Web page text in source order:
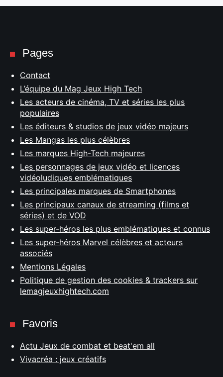
Pages
Contact
L’équipe du Mag Jeux High Tech
Les acteurs de cinéma, TV et séries les plus
populaires
Les éditeurs & studios de jeux vidéo majeurs
Les Mangas les plus célèbres
Les marques High-Tech majeures
Les personnages de jeux vidéo et licences
vidéoludiques emblématiques
Les principales marques de Smartphones
Les principaux canaux de streaming (films et
séries) et de VOD
Les super-héros les plus emblématiques et connus
Les super-héros Marvel célèbres et acteurs
associés
Mentions Légales
Politique de gestion des cookies & trackers sur
lemagjeuxhightech.com
Favoris
Actu Jeux de combat et beat'em all
Vivacréa : jeux créatifs